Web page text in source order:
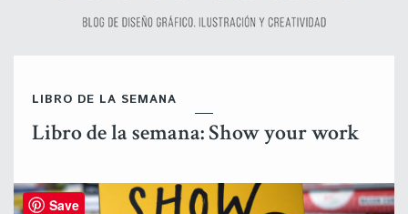
LIBRO DE LA SEMANA
Libro de la semana: Show your work
Save